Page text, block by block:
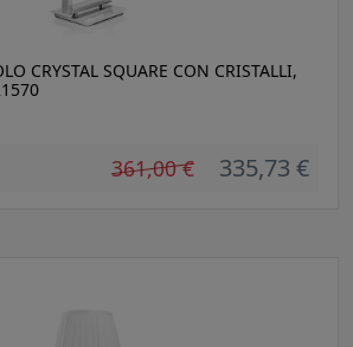
CRYSTAL SQUARE CON CRISTALLI,
361,00 € 335,73 €